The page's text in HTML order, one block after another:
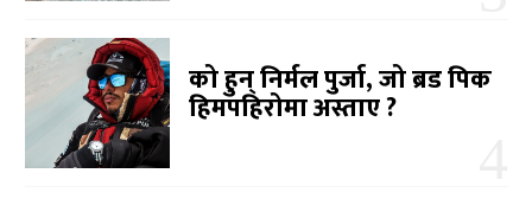
को हुन् निर्मल पुर्जा, जो ब्रड पिक
हिमपहिरोमा अस्ताए ?